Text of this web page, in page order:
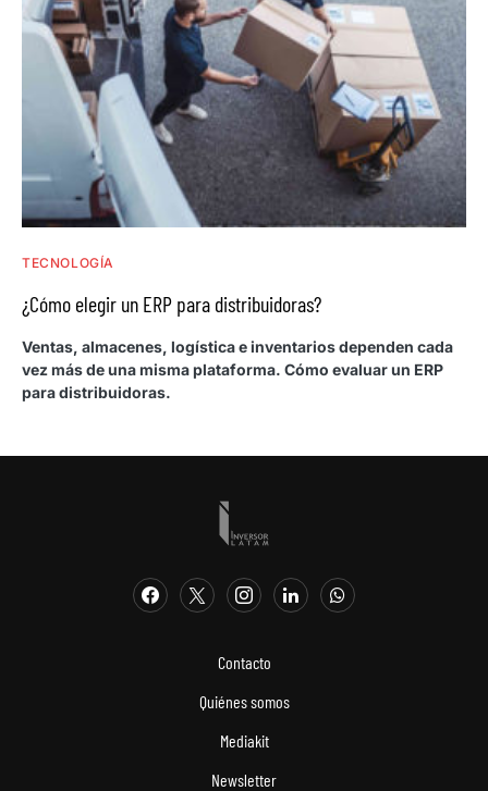
TECNOLOGÍA
¿Cómo elegir un ERP para distribuidoras?
Ventas, almacenes, logística e inventarios dependen cada
vez más de una misma plataforma. Cómo evaluar un ERP
para distribuidoras.
Contacto
Quiénes somos
Mediakit
Newsletter